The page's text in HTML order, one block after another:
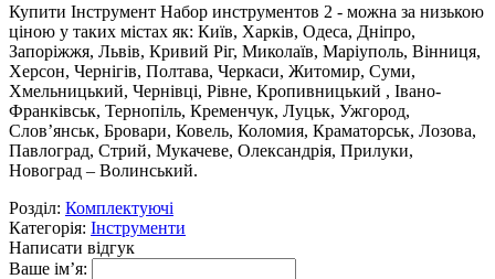
Купити Інструмент Набор инструментов 2 - можна за низькою
ціною у таких містах як: Київ, Харків, Одеса, Дніпро,
Запоріжжя, Львів, Кривий Ріг, Миколаїв, Маріуполь, Вінниця,
Херсон, Чернігів, Полтава, Черкаси, Житомир, Суми,
Хмельницький, Чернівці, Рівне, Кропивницький , Івано-
Франківськ, Тернопіль, Кременчук, Луцьк, Ужгород,
Слов’янськ, Бровари, Ковель, Коломия, Краматорськ, Лозова,
Павлоград, Стрий, Мукачеве, Олександрія, Прилуки,
Новоград – Волинський.
Розділ: Комплектуючі
Категорія: Інструменти
Написати відгук
Ваше ім’я: